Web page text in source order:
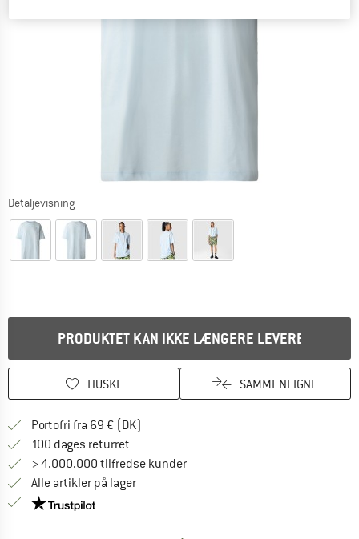
Detaljevisning
PRODUKTET KAN IKKE LÆNGERE LEVERES
HUSKE SAMMENLIGNE
Portofri fra 69 € (DK)
100 dages returret
> 4.000.000 tilfredse kunder
Alle artikler på lager
Vi er Trustpilot-certificeret - oplysningerne får du